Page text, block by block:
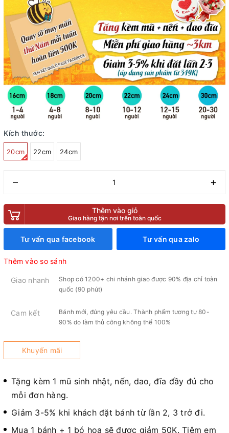
Kích thước:
20cm 22cm 24cm
– +
Thêm vào giỏ
Giao hàng tận nơi trên toàn quốc
Tư vấn qua facebook Tư vấn qua zalo
Thêm vào so sánh
Giao nhanh
Shop có 1200+ chi nhánh giao được 90% địa chỉ toàn
quốc (90 phút)
Cam kết
Bánh mới, đúng yêu cầu. Thành phẩm tương tự 80-
90% do làm thủ công không thể 100%
Khuyến mãi
Tặng kèm 1 mũ sinh nhật, nến, dao, đĩa đầy đủ cho
mỗi đơn hàng.
Giảm 3-5% khi khách đặt bánh từ lần 2, 3 trở đi.
Mua 1 bánh + 1 bó hoa sẽ được giảm 50K. Tiệm em